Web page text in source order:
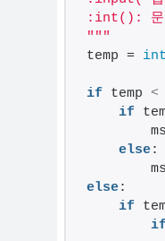
:int(): 문
" ""
temp = int
if temp <
if
else:
else:
if